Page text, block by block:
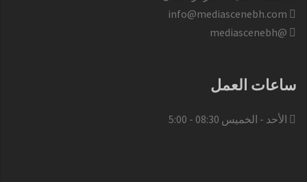
@mediascenebh
ساعات العمل
الأحد - الخميس 08:30 - 5:00